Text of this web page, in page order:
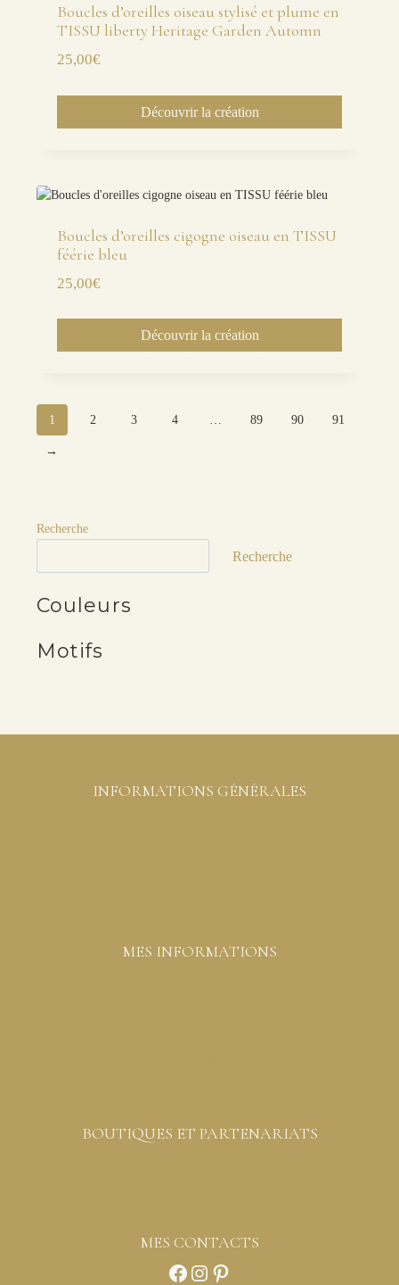
Boucles d’oreilles oiseau stylisé et plume en
TISSU liberty Heritage Garden Automn
25,00€
Découvrir la création
Boucles d’oreilles cigogne oiseau en TISSU
féérie bleu
25,00€
Découvrir la création
1 2 3 4 … 89 90 91
→
Recherche
Recherche
Couleurs
Motifs
INFORMATIONS GÉNÉRALES
MES INFORMATIONS
BOUTIQUES ET PARTENARIATS
MES CONTACTS
Facebook
Instagram
Pinterest